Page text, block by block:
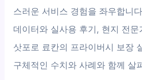
스러운 서비스 경험을 좌우합니
데이터와 실사용 후기, 현지 전
삿포로 료칸의 프라이버시 보장
구체적인 수치와 사례와 함께 살